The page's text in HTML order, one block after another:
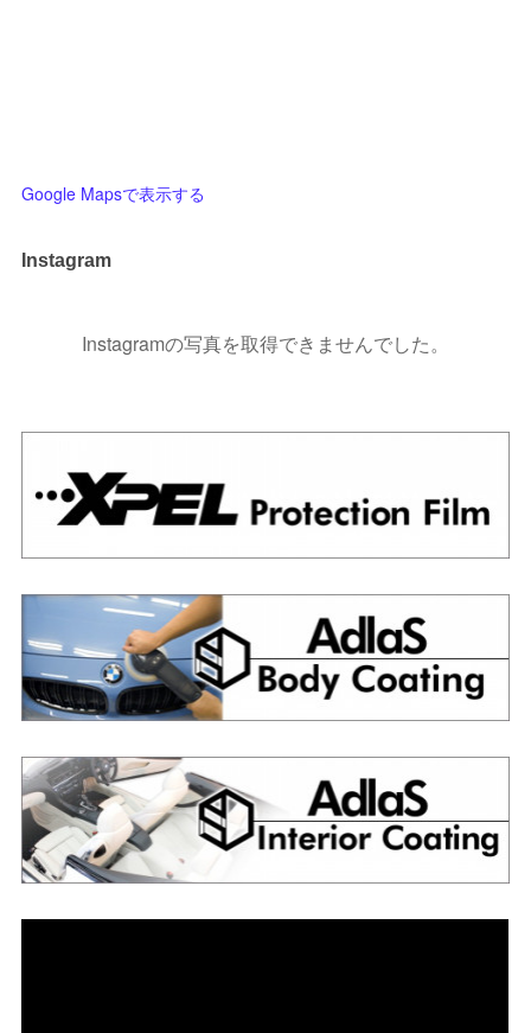
Google Mapsで表示する
Instagram
Instagramの写真を取得できませんでした。